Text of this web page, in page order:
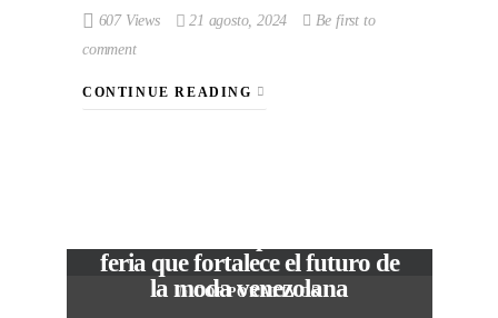
607 Views 21 agosto, 2024
Be first to
comment
CONTINUE READING
In CORPORATIVOS
feria que fortalece el futuro de
la moda venezolana